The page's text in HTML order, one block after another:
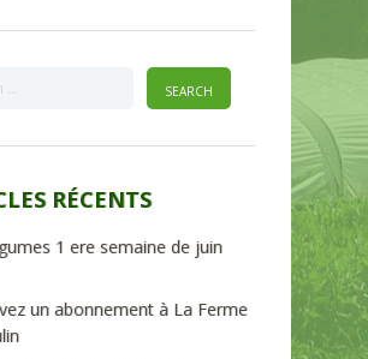
RÉCENTS
1 ere semaine de juin
un abonnement à La Ferme